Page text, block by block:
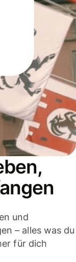
und
– alles was du
für dich